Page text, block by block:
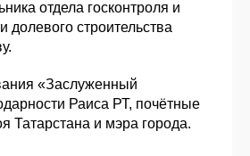
отдела госконтроля и
долевого строительства
«Заслуженный
Раиса РТ, почётные
Татарстана и мэра города.